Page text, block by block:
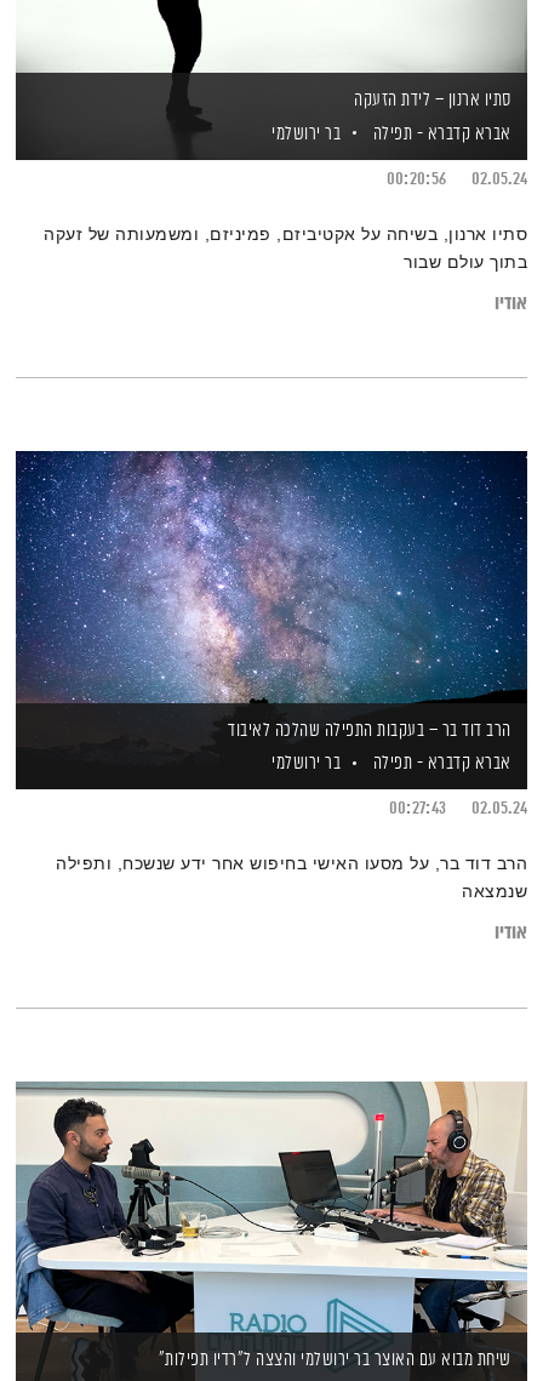
סתיו ארנון – לידת הזעקה
אברא קדברא - תפילה
בר ירושלמי
02.05.24
00:20:56
סתיו ארנון, בשיחה על אקטיביזם, פמיניזם, ומשמעותה של זעקה
בתוך עולם שבור
אודיו
הרב דוד בר – בעקבות התפילה שהלכה לאיבוד
אברא קדברא - תפילה
בר ירושלמי
02.05.24
00:27:43
הרב דוד בר, על מסעו האישי בחיפוש אחר ידע שנשכח, ותפילה
שנמצאה
אודיו
שיחת מבוא עם האוצר בר ירושלמי והצצה ל"רדיו תפילות"